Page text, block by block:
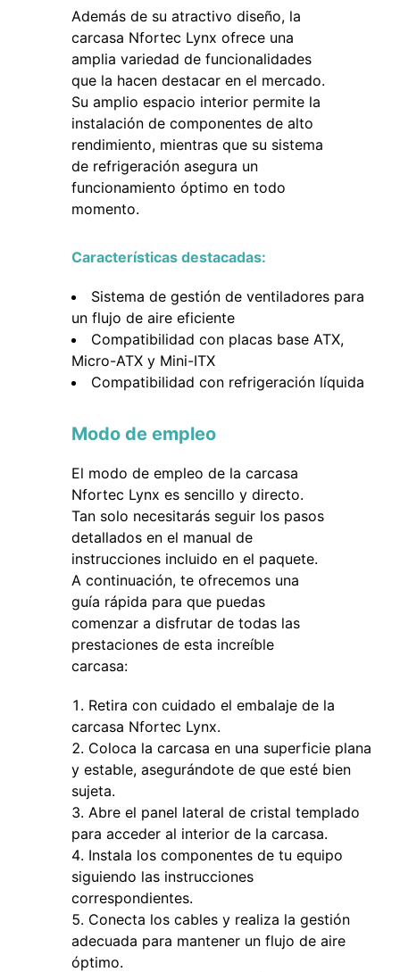
Además de su atractivo diseño, la
carcasa Nfortec Lynx ofrece una
amplia variedad de funcionalidades
que la hacen destacar en el mercado.
Su amplio espacio interior permite la
instalación de componentes de alto
rendimiento, mientras que su sistema
de refrigeración asegura un
funcionamiento óptimo en todo
momento.
Características destacadas:
Sistema de gestión de ventiladores para
un flujo de aire eficiente
Compatibilidad con placas base ATX,
Micro-ATX y Mini-ITX
Compatibilidad con refrigeración líquida
Modo de empleo
El modo de empleo de la carcasa
Nfortec Lynx es sencillo y directo.
Tan solo necesitarás seguir los pasos
detallados en el manual de
instrucciones incluido en el paquete.
A continuación, te ofrecemos una
guía rápida para que puedas
comenzar a disfrutar de todas las
prestaciones de esta increíble
carcasa:
Retira con cuidado el embalaje de la
carcasa Nfortec Lynx.
Coloca la carcasa en una superficie plana
y estable, asegurándote de que esté bien
sujeta.
Abre el panel lateral de cristal templado
para acceder al interior de la carcasa.
Instala los componentes de tu equipo
siguiendo las instrucciones
correspondientes.
Conecta los cables y realiza la gestión
adecuada para mantener un flujo de aire
óptimo.